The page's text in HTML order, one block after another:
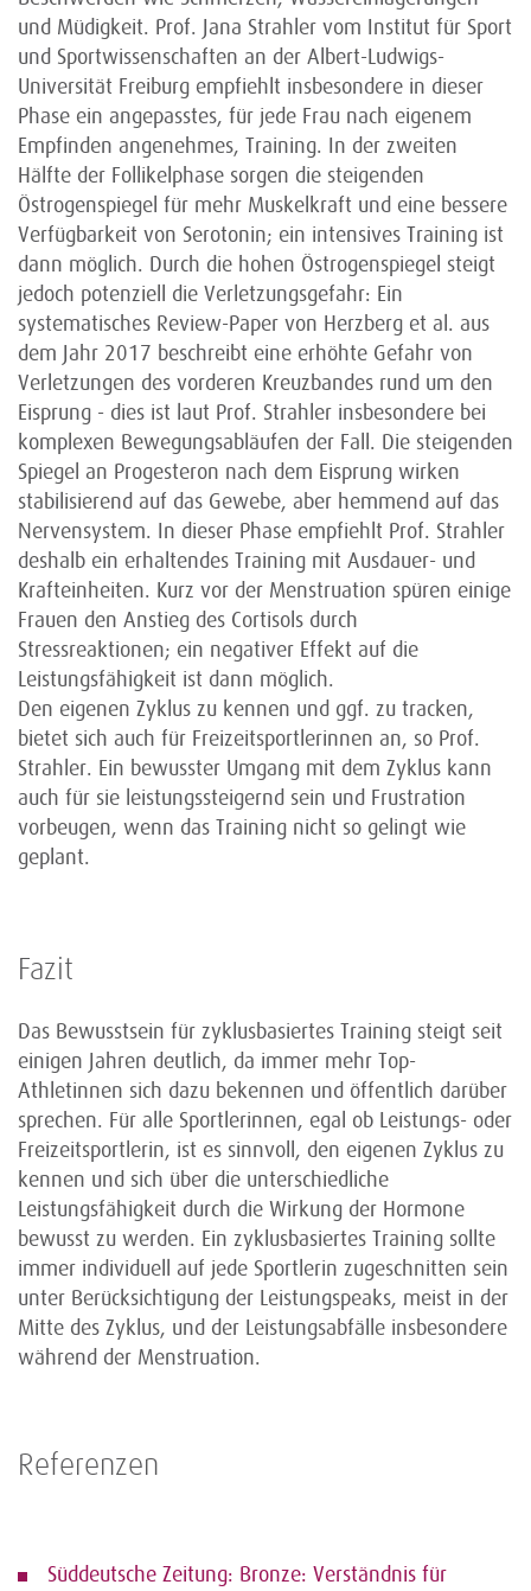
und Müdigkeit. Prof. Jana Strahler vom Institut für Sport
und Sportwissenschaften an der Albert-Ludwigs-
Universität Freiburg empfiehlt insbesondere in dieser
Phase ein angepasstes, für jede Frau nach eigenem
Empfinden angenehmes, Training. In der zweiten
Hälfte der Follikelphase sorgen die steigenden
Östrogenspiegel für mehr Muskelkraft und eine bessere
Verfügbarkeit von Serotonin; ein intensives Training ist
dann möglich. Durch die hohen Östrogenspiegel steigt
jedoch potenziell die Verletzungsgefahr: Ein
systematisches Review-Paper von Herzberg et al. aus
dem Jahr 2017 beschreibt eine erhöhte Gefahr von
Verletzungen des vorderen Kreuzbandes rund um den
Eisprung - dies ist laut Prof. Strahler insbesondere bei
komplexen Bewegungsabläufen der Fall. Die steigenden
Spiegel an Progesteron nach dem Eisprung wirken
stabilisierend auf das Gewebe, aber hemmend auf das
Nervensystem. In dieser Phase empfiehlt Prof. Strahler
deshalb ein erhaltendes Training mit Ausdauer- und
Krafteinheiten. Kurz vor der Menstruation spüren einige
Frauen den Anstieg des Cortisols durch
Stressreaktionen; ein negativer Effekt auf die
Leistungsfähigkeit ist dann möglich.
Den eigenen Zyklus zu kennen und ggf. zu tracken,
bietet sich auch für Freizeitsportlerinnen an, so Prof.
Strahler. Ein bewusster Umgang mit dem Zyklus kann
auch für sie leistungssteigernd sein und Frustration
vorbeugen, wenn das Training nicht so gelingt wie
geplant.
Fazit
Das Bewusstsein für zyklusbasiertes Training steigt seit
einigen Jahren deutlich, da immer mehr Top-
Athletinnen sich dazu bekennen und öffentlich darüber
sprechen. Für alle Sportlerinnen, egal ob Leistungs- oder
Freizeitsportlerin, ist es sinnvoll, den eigenen Zyklus zu
kennen und sich über die unterschiedliche
Leistungsfähigkeit durch die Wirkung der Hormone
bewusst zu werden. Ein zyklusbasiertes Training sollte
immer individuell auf jede Sportlerin zugeschnitten sein
unter Berücksichtigung der Leistungspeaks, meist in der
Mitte des Zyklus, und der Leistungsabfälle insbesondere
während der Menstruation.
Referenzen
Süddeutsche Zeitung: Bronze: Verständnis für